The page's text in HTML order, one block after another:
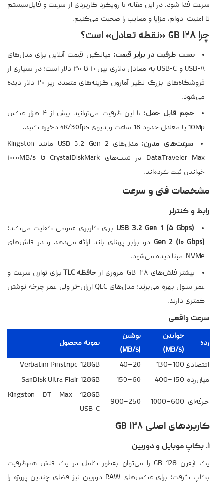
سرعت فدا شود. در این مقاله با رویکرد کاربردی از سرعت و فایل‌سیستم
تا امنیت، دوام، مزایا و معایب را صحبت می‌کنیم.
چرا ۱۲۸ GB «نقطه تعادل» است؟
نسبت ظرفیت در برابر قیمت: میانگین قیمت آنلاین برای مدل‌های
USB-A و USB-C به معادل دلاری بین ۱۰ تا ۳۰ دلار است؛ در بسیاری از
فروشگاه‌های بزرگ نظیر آمازون گزینه‌های متعدد زیر ۲۰ دلار دیده
می‌شود.
حجم قابل حمل:
با این ظرفیت می‌توانید بیش از ۴ هزار عکس
10Mp یا معادل حدود 18 ساعت ویدیوی 4K/30fps ذخیره کنید.
سرعت‌های مدرن:
مدل‌های USB 3.2 Gen 2 مانند Kingston
DataTraveler Max در تست‌های CrystalDiskMark تا ۱۰۰۰MB/s
خواندن ثبت کرده‌اند.
مشخصات فنی و سرعت
رابط و کنترلر
USB 3.2 Gen 1 (۵ Gbps) برای کاربری عمومی کفایت می‌کند؛
Gen 2 (۱۰ Gbps) دو برابر پهنای باند ارائه می‌دهد و در فلش‌های
NVMe-مبنا دیده می‌شود.
بیشتر فلش‌های ۱۲۸ GB امروزی از
حافظه TLC
برای توازن سرعت و
عمر سلول بهره می‌برند؛ مدل‌های QLC ارزان-تر ولی عمر چرخه نوشتن
کمتری دارند.
سرعت واقعی
رده
خواندن
(MB/s)
نوشتن
(MB/s)
نمونه‌ محصول
اقتصادی 100–130
20–40
Verbatim Pinstripe 128GB
میان‌رده 150–400
60–150
SanDisk Ultra Flair 128GB
حرفه‌ای 600–1000
250–900
Kingston DT Max 128GB
USB-C
کاربردهای اصلی ۱۲۸ GB
۱. بکاپ موبایل و دوربین
یک آیفون 128 GB را می‌توان به‌طور کامل در یک فلش هم‌ظرفیت
بکاپ گرفت؛ برای عکس‌های RAW دوربین نیز فضای چندین پروژه را